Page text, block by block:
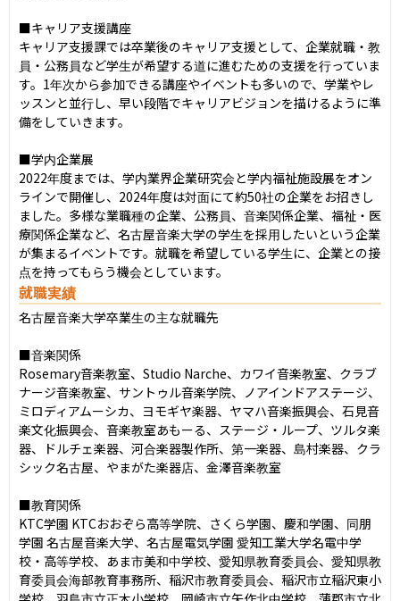
■キャリア支援講座
キャリア支援課では卒業後のキャリア支援として、企業就職・教
員・公務員など学生が希望する道に進むための支援を行っていま
す。1年次から参加できる講座やイベントも多いので、学業やレ
ッスンと並行し、早い段階でキャリアビジョンを描けるように準
備をしていきます。
■学内企業展
2022年度までは、学内業界企業研究会と学内福祉施設展をオン
ラインで開催し、2024年度は対面にて約50社の企業をお招きし
ました。多様な業職種の企業、公務員、音楽関係企業、福祉・医
療関係企業など、名古屋音楽大学の学生を採用したいという企業
が集まるイベントです。就職を希望している学生に、企業との接
点を持ってもらう機会としています。
就職実績
名古屋音楽大学卒業生の主な就職先
■音楽関係
Rosemary⾳楽教室、Studio Narche、カワイ⾳楽教室、クラブ
ナージ⾳楽教室、サントゥル⾳楽学院、ノアインドアステージ、
ミロディアムーシカ、ヨモギヤ楽器、ヤマハ⾳楽振興会、⽯⾒⾳
楽⽂化振興会、⾳楽教室あもーる、ステージ・ループ、ツルタ楽
器、ドルチェ楽器、河合楽器製作所、第⼀楽器、島村楽器、クラ
シック名古屋、やまがた楽器店、⾦澤⾳楽教室
■教育関係
KTC学園 KTCおおぞら⾼等学院、さくら学園、慶和学園、同朋
学園 名古屋⾳楽⼤学、名古屋電気学園 愛知⼯業⼤学名電中学
校・⾼等学校、あま市美和中学校、愛知県教育委員会、愛知県教
育委員会海部教育事務所、稲沢市教育委員会、稲沢市⽴稲沢東⼩